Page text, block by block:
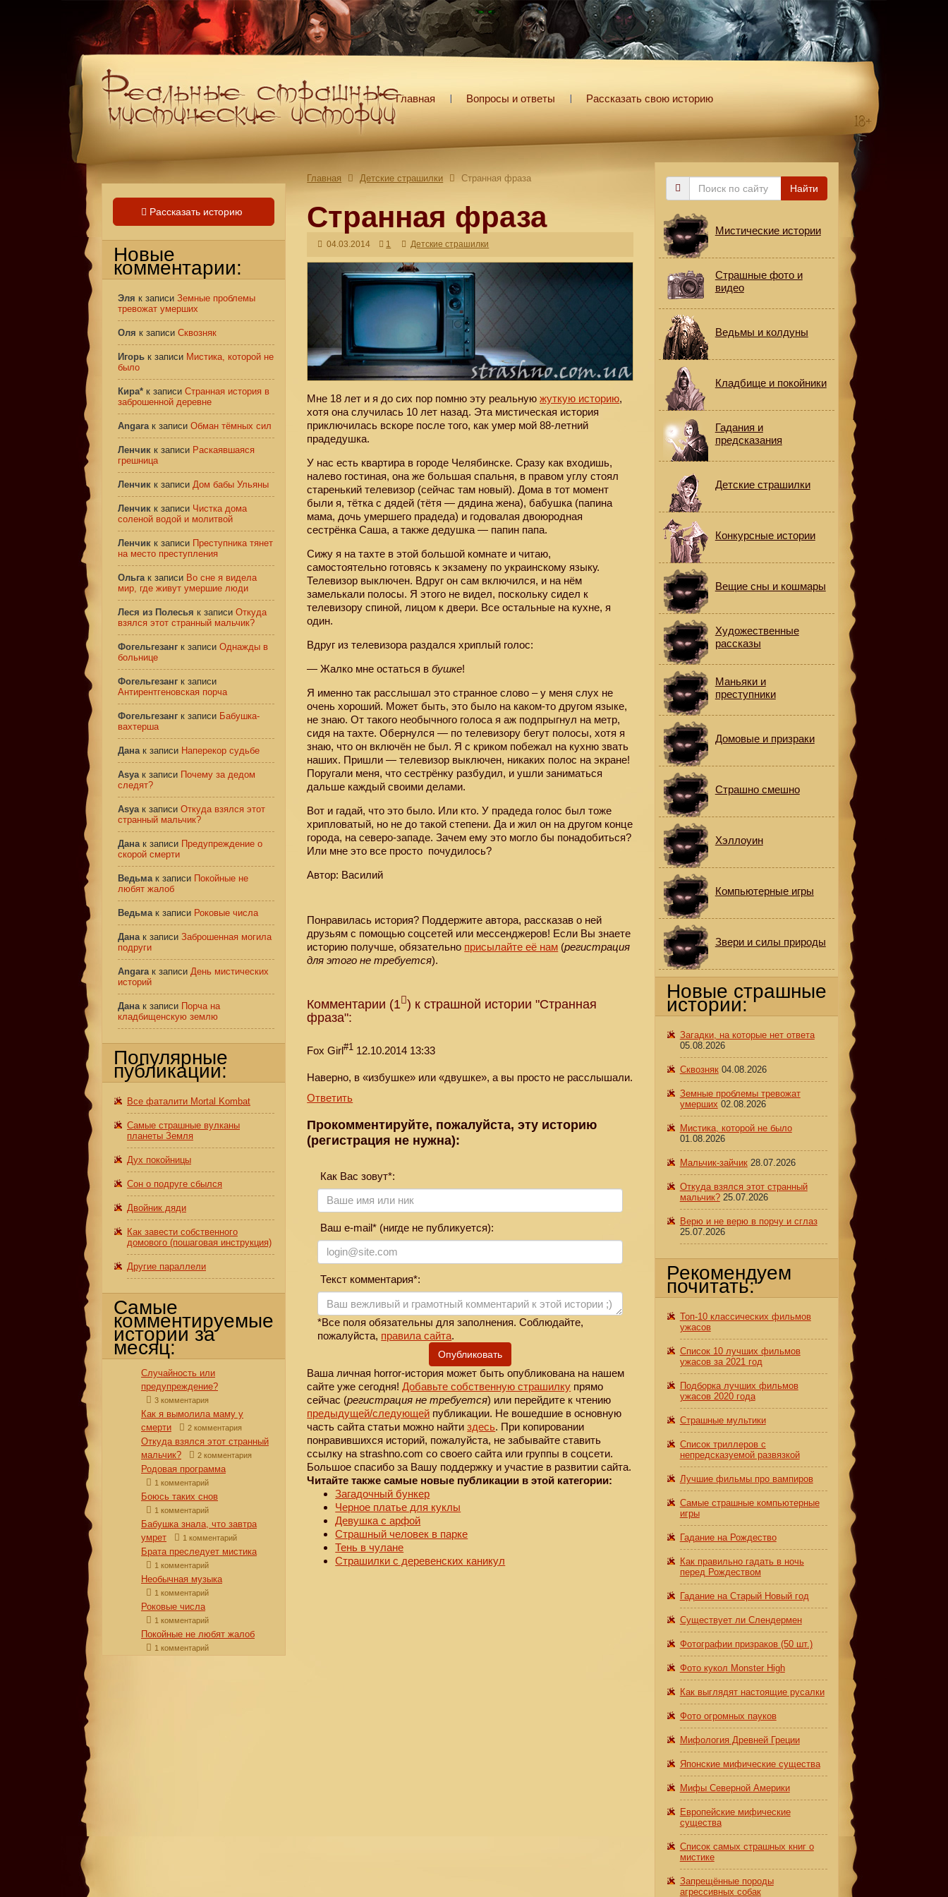
Главная Вопросы и ответы Рассказать свою историю
Главная Детские страшилки Странная фраза
Странная фраза
04.03.2014 1 Детские страшилки
Мне 18 лет и я до сих пор помню эту реальнуюжуткую историю,
хотя она случилась 10 лет назад. Эта мистическая история
приключилась вскоре после того, как умер мой 88-летний
прадедушка.
У нас есть квартира в городе Челябинске. Сразу как входишь,
налево гостиная, она же большая спальня, в правом углу стоял
старенький телевизор (сейчас там новый). Дома в тот момент
были я, тётка с дядей (тётя — дядина жена), бабушка (папина
мама, дочь умершего прадеда) и годовалая двоюродная
сестрёнка Саша, а также дедушка — папин папа.
Сижу я на тахте в этой большой комнате и читаю,
самостоятельно готовясь к экзамену по украинскому языку.
Телевизор выключен. Вдруг он сам включился, и на нём
замелькали полосы. Я этого не видел, поскольку сидел к
телевизору спиной, лицом к двери. Все остальные на кухне, я
один.
Вдруг из телевизора раздался хриплый голос:
— Жалко мне остаться вбушке!
Я именно так расслышал это странное слово – у меня слух не
очень хороший. Может быть, это было на каком-то другом языке,
не знаю. От такого необычного голоса я аж подпрыгнул на метр,
сидя на тахте. Обернулся — по телевизору бегут полосы, хотя я
знаю, что он включён не был. Я с криком побежал на кухню звать
наших. Пришли — телевизор выключен, никаких полос на экране!
Поругали меня, что сестрёнку разбудил, и ушли заниматься
дальше каждый своими делами.
Вот и гадай, что это было. Или кто. У прадеда голос был тоже
хрипловатый, но не до такой степени. Да и жил он на другом конце
города, на северо-западе. Зачем ему это могло бы понадобиться?
Или мне это все просто почудилось?
Автор: Василий
Понравилась история? Поддержите автора, рассказав о ней
друзьям с помощью соцсетей или мессенджеров! Если Вы знаете
историю получше, обязательно присылайте её нам (регистрация
для этого не требуется).
Комментарии (1 ) к страшной истории "Странная
фраза":
Fox Girl#1 12.10.2014 13:33
Наверно, в «избушке» или «двушке», а вы просто не расслышали.
Ответить
Прокомментируйте, пожалуйста, эту историю
(регистрация не нужна):
Как Вас зовут*:
Ваш e-mail* (нигде не публикуется):
Текст комментария*:
*Все поля обязательны для заполнения. Соблюдайте,
пожалуйста, правила сайта.
Опубликовать
Ваша личная horror-история может быть опубликована на нашем
сайте уже сегодня!Добавьте собственную страшилку прямо
сейчас (регистрация не требуется) или перейдите к чтению
предыдущей/следующей публикации. Не вошедшие в основную
часть сайта статьи можно найтиздесь. При копировании
понравившихся историй, пожалуйста, не забывайте ставить
ссылку на strashno.com со своего сайта или группы в соцсети.
Большое спасибо за Вашу поддержку и участие в развитии сайта.
Читайте также самые новые публикации в этой категории:
Загадочный бункер
Черное платье для куклы
Девушка с арфой
Страшный человек в парке
Тень в чулане
Страшилки с деревенских каникул
Рассказать историю
Новые
комментарии:
Эля к записи Земные проблемы
тревожат умерших
Оля к записи Сквозняк
Игорь к записи Мистика, которой не
было
Кира* к записи Странная история в
заброшенной деревне
Angaraк записи Обман тёмных сил
Ленчик к записи Раскаявшаяся
грешница
Ленчик к записи Дом бабы Ульяны
Ленчик к записи Чистка дома
соленой водой и молитвой
Ленчик к записи Преступника тянет
на место преступления
Ольгак записи Во сне я видела
мир, где живут умершие люди
Леся из Полесья к записи Откуда
взялся этот странный мальчик?
Фогельгезанг к записи Однажды в
больнице
Фогельгезанг к записи
Антирентгеновская порча
Фогельгезанг к записи Бабушка-
вахтерша
Данак записи Наперекор судьбе
Asyaк записи Почему за дедом
следят?
Asyaк записи Откуда взялся этот
странный мальчик?
Данак записи Предупреждение о
скорой смерти
Ведьмак записи Покойные не
любят жалоб
Ведьмак записи Роковые числа
Данак записи Заброшенная могила
подруги
Angaraк записи День мистических
историй
Данак записи Порча на
кладбищенскую землю
Популярные
публикации:
Все фаталити Mortal Kombat
Самые страшные вулканы
планеты Земля
Дух покойницы
Сон о подруге сбылся
Двойник дяди
Как завести собственного
домового (пошаговая инструкция)
Другие параллели
Самые
комментируемые
истории за
месяц:
Случайность или
предупреждение?
3 комментария
Как я вымолила маму у
смерти
2 комментария
Откуда взялся этот странный
мальчик?
2 комментария
Родовая программа
1 комментарий
Боюсь таких снов
1 комментарий
Бабушка знала, что завтра
умрет
1 комментарий
Брата преследует мистика
1 комментарий
Необычная музыка
1 комментарий
Роковые числа
1 комментарий
Покойные не любят жалоб
1 комментарий
Поиск
Найти
Мистические истории
Страшные фото и
видео
Ведьмы и колдуны
Кладбище и покойники
Гадания и
предсказания
Детские страшилки
Конкурсные истории
Вещие сны и кошмары
Художественные
рассказы
Маньяки и
преступники
Домовые и призраки
Страшно смешно
Хэллоуин
Компьютерные игры
Звери и силы природы
Новые страшные
истории:
Загадки, на которые нет ответа
05.08.2026
Сквозняк 04.08.2026
Земные проблемы тревожат
умерших 02.08.2026
Мистика, которой не было
01.08.2026
Мальчик-зайчик 28.07.2026
Откуда взялся этот странный
мальчик? 25.07.2026
Верю и не верю в порчу и сглаз
25.07.2026
Рекомендуем
почитать:
Топ-10 классических фильмов
ужасов
Список 10 лучших фильмов
ужасов за 2021 год
Подборка лучших фильмов
ужасов 2020 года
Страшные мультики
Список триллеров с
непредсказуемой развязкой
Лучшие фильмы про вампиров
Самые страшные компьютерные
игры
Гадание на Рождество
Как правильно гадать в ночь
перед Рождеством
Гадание на Старый Новый год
Существует ли Слендермен
Фотографии призраков (50 шт.)
Фото кукол Monster High
Как выглядят настоящие русалки
Фото огромных пауков
Мифология Древней Греции
Японские мифические существа
Мифы Северной Америки
Европейские мифические
существа
Список самых страшных книг о
мистике
Запрещённые породы
агрессивных собак